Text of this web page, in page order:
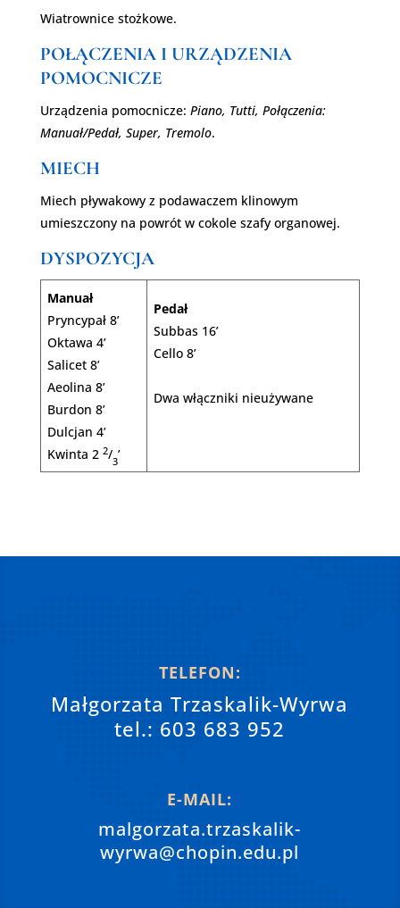
Wiatrownice stożkowe.
POŁĄCZENIA I URZĄDZENIA
POMOCNICZE
Urządzenia pomocnicze: Piano, Tutti, Połączenia:
Manuał/Pedał, Super, Tremolo.
MIECH
Miech pływakowy z podawaczem klinowym
umieszczony na powrót w cokole szafy organowej.
DYSPOZYCJA
Manuał
Pryncypał 8’
Oktawa 4’
Salicet 8’
Aeolina 8’
Burdon 8’
Dulcjan 4’
Kwinta 2 2/3’
Pedał
Subbas 16’
Cello 8’
Dwa włączniki nieużywane
TELEFON:
Małgorzata Trzaskalik-Wyrwa
tel.: 603 683 952
E-MAIL:
malgorzata.trzaskalik-
wyrwa@chopin.edu.pl